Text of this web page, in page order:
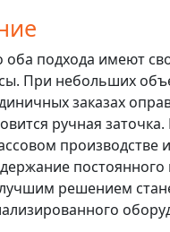
оба подхода имеют
При небольших
заказах
ручная заточка.
производстве
постоянного
решением